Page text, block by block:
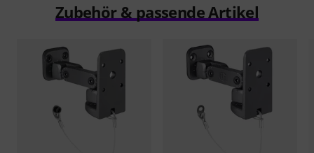
Zubehör & passende Artikel